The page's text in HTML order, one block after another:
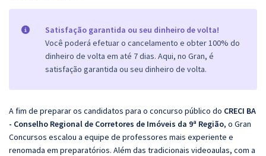
Satisfação garantida ou seu dinheiro de volta!
Você poderá efetuar o cancelamento e obter 100% do
dinheiro de volta em até 7 dias. Aqui, no Gran, é
satisfação garantida ou seu dinheiro de volta.
A fim de preparar os candidatos para o concurso público do CRECI BA
- Conselho Regional de Corretores de Imóveis da 9ª Região, o Gran
Concursos escalou a equipe de professores mais experiente e
renomada em preparatórios. Além das tradicionais videoaulas, com a